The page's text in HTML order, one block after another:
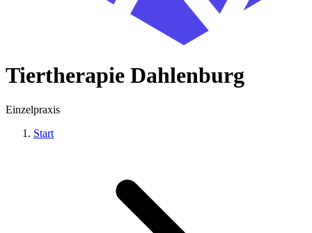
Tiertherapie Dahlenburg
Einzelpraxis
Start